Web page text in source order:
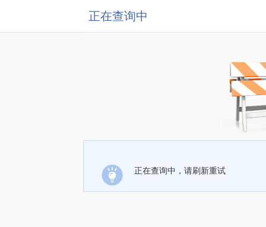
正在查询中
正在查询中，请刷新重试